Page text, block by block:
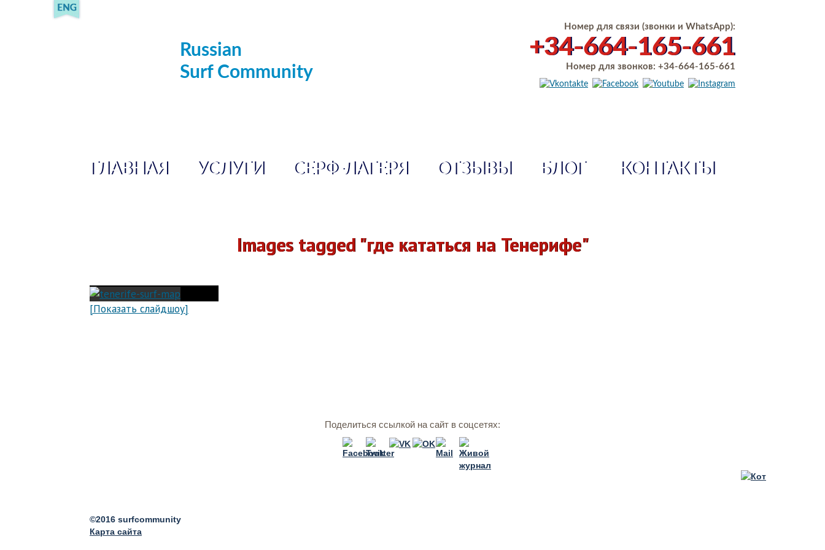
Russian
Surf Community
Номер для связи (звонки и WhatsApp):
+34-664-165-661
Номер для звонков: +34-664-165-661
ГЛАВНАЯ УСЛУГИ СЕРФ-ЛАГЕРЯ ОТЗЫВЫ БЛОГ КОНТАКТЫ
Images tagged "где кататься на Тенерифе"
[Показать слайдшоу]
Поделиться ссылкой на сайт в соцсетях:
©2016 surfcommunity
Карта сайта